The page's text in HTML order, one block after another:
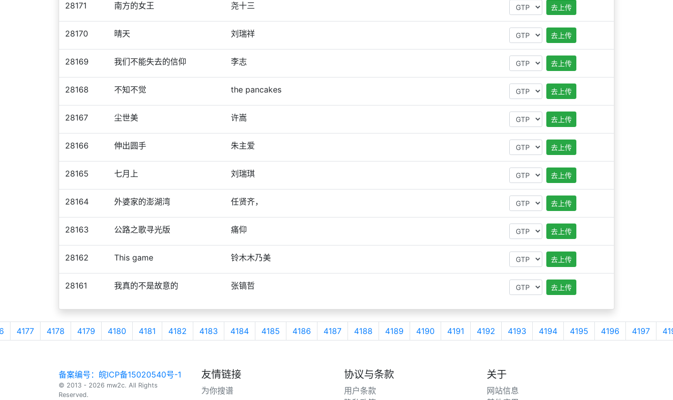
28171 南方的女王 尧十三 去上传
28170 晴天 刘瑞祥 去上传
28169 我们不能失去的信仰 李志 去上传
28168 不知不觉 the pancakes 去上传
28167 尘世美 许嵩 去上传
28166 伸出圆手 朱主爱 去上传
28165 七月上 刘瑞琪 去上传
28164 外婆家的澎湖湾 任贤齐， 去上传
28163 公路之歌寻光版 痛仰 去上传
28162 This game 铃木木乃美 去上传
28161 我真的不是故意的 张镐哲 去上传
4177 4178 4179 4180 4181 4182 4183 4184 4185 4186 4187 4188 4189 4190 4191 4192 4193 4194 4195 4196 4197
备案编号：皖ICP备15020540号-1
© 2013 - 2026 mw2c. All Rights
Reserved.
友情链接
为你搜谱
协议与条款
用户条款
关于
网站信息